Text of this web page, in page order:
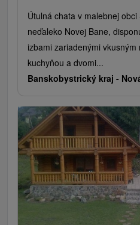
Útulná chata v malebnej
neďaleko Novej Bane,
izbami zariadenými
kuchyňou a dvomi...
Banskobystrický kraj -